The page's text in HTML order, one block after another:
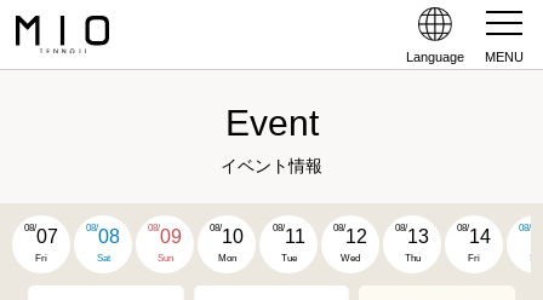
Language MENU
Event
イベント情報
08/07
Fri
08/08
Sat
08/09
Sun
08/10
Mon
08/11
Tue
08/12
Wed
08/13
Thu
08/14
Fri
08/
Sat